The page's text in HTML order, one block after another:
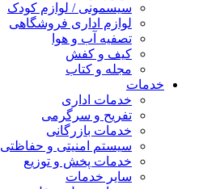
سیسمونی / لوازم کودک
لوازم اداری فروشگاهی
تصفیه آب و هوا
کیف و کفش
مجله و کتاب
خدمات
خدمات اداری
تفریح و سرگرمی
خدمات بازرگانی
سیستم امنیتی و حفاظتی
خدمات پخش و توزیع
سایر خدمات